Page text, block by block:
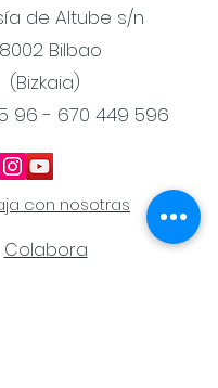
de Altube s/n
Bilbao
(Bizkaia)
96 - 670 449 596
con nosotras
Colabora